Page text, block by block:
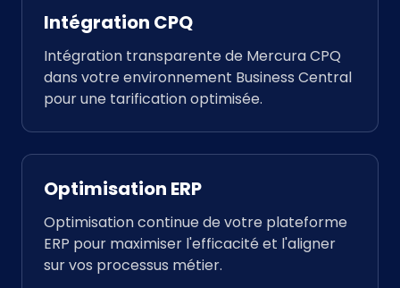
Intégration CPQ
Intégration transparente de Mercura CPQ
dans votre environnement Business Central
pour une tarification optimisée.
Optimisation ERP
Optimisation continue de votre plateforme
ERP pour maximiser l'efficacité et l'aligner
sur vos processus métier.